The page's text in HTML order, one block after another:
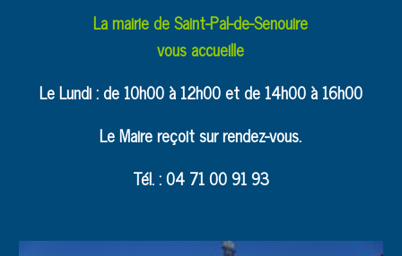
La mairie de Saint-Pal-de-Senouire
vous accueille
Le Lundi : de 10h00 à 12h00 et de 14h00 à 16h00
Le Maire reçoit sur rendez-vous.
Tél. : 04 71 00 91 93